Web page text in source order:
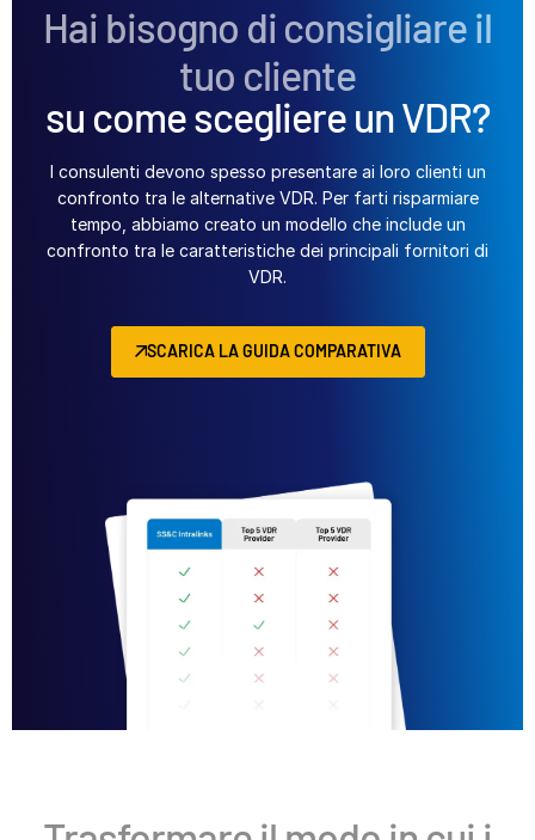
Hai bisogno di consigliare il
tuo cliente
su come scegliere un VDR?
I consulenti devono spesso presentare ai loro clienti un
confronto tra le alternative VDR. Per farti risparmiare
tempo, abbiamo creato un modello che include un
confronto tra le caratteristiche dei principali fornitori di
VDR.
SCARICA LA GUIDA COMPARATIVA